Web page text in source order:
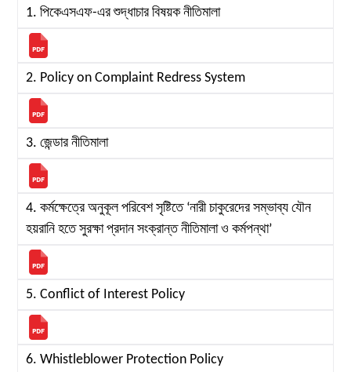
1. পিকেএসএফ-এর শুদ্ধাচার বিষয়ক নীতিমালা
2. Policy on Complaint Redress System
3. জেন্ডার নীতিমালা
4. কর্মক্ষেত্রে অনুকূল পরিবেশ সৃষ্টিতে ‘নারী চাকুরেদের সম্ভাব্য যৌন
হয়রানি হতে সুরক্ষা প্রদান সংক্রান্ত নীতিমালা ও কর্মপন্থা’
5. Conflict of Interest Policy
6. Whistleblower Protection Policy